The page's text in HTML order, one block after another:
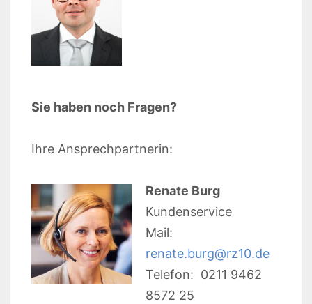
Sie haben noch Fragen?
Ihre Ansprechpartnerin:
Renate Burg
Kundenservice
Mail:
renate.burg@rz10.de
Telefon: 0211 9462
8572 25